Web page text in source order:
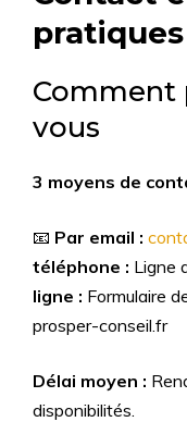
pratiques
Comment
vous
3 moyens de
📧 Par email :
téléphone : Ligne
ligne : Formulaire
prosper-conseil.fr
Délai moyen :
disponibilités.